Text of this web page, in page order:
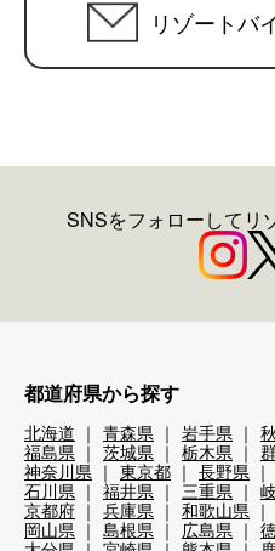
リゾートバ
SNSをフォローしてリ
都道府県から探す
北海道 青森県 岩手県
福島県
茨城県 栃木県
神奈川県
東京都 長野県
石川県
福井県 三重県
京都府
兵庫県 和歌山県
岡山県
島根県 広島県